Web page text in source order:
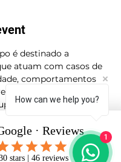
atuam com casos de
comportamentos
emocional, e
clínico
da postura terapêutica.
How can we help you?
1